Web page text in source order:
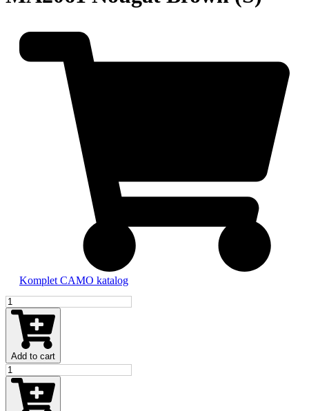
Komplet CAMO katalog
MA2061
Nougat
Brown
antal
Add to cart
MA2061
Nougat
Brown